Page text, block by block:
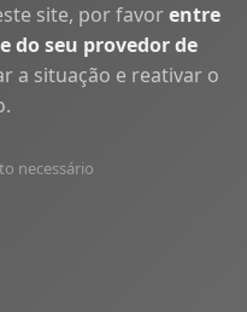
site, por favorentre
do seu provedor de
a situação e reativar o
necessário